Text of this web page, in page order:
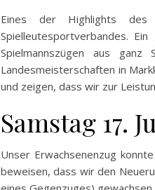
Eines der Highlights des
Spielleutesportverbandes.
Spielmannszügen aus
Landesmeisterschaften in
und zeigen, dass wir zur
Samstag 17.
Unser Erwachsenenzug
beweisen, dass wir den